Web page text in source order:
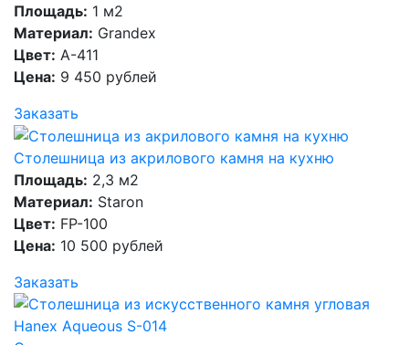
Площадь: 1 м2
Материал: Grandex
Цвет: A-411
Цена: 9 450 рублей
Заказать
Столешница из акрилового камня на кухню
Площадь: 2,3 м2
Материал: Staron
Цвет: FP-100
Цена: 10 500 рублей
Заказать